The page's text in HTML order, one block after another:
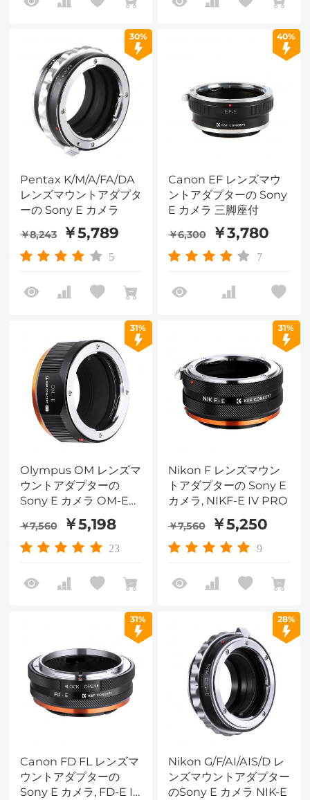
30%
Pentax K/M/A/FA/DA
レンズマウントアダプタ
ーの Sony E カメラ
￥8,243 ￥5,789
5
40%
Canon EF レンズマウ
ントアダプターの Sony
E カメラ 三脚座付
￥6,300 ￥3,780
7
31%
Olympus OM レンズマ
ウントアダプターの
Sony E カメラ OM-E
￥7,560 ￥5,198
23
31%
Nikon F レンズマウン
トアダプターの Sony E
カメラ, NIKF-E IV PRO
￥7,560 ￥5,250
9
31%
Canon FD FL レンズマ
ウントアダプターの
Sony E カメラ, FD-E IV
28%
Nikon G/F/AI/AIS/D レ
ンズマウントアダプター
のSony E カメラ NIK-E